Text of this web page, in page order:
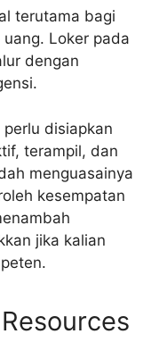
terutama bagi
Loker pada
dengan
disiapkan
terampil, dan
menguasainya
kesempatan
jika kalian